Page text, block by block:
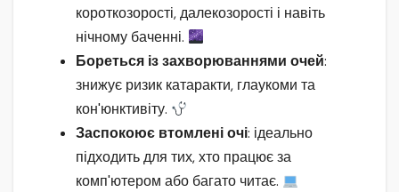
короткозорості, далекозорості і навіть
нічному баченні.
Бореться із захворюваннями очей:
знижує ризик катаракти, глаукоми та
кон'юнктивіту.
Заспокоює втомлені очі: ідеально
підходить для тих, хто працює за
комп'ютером або багато читає.